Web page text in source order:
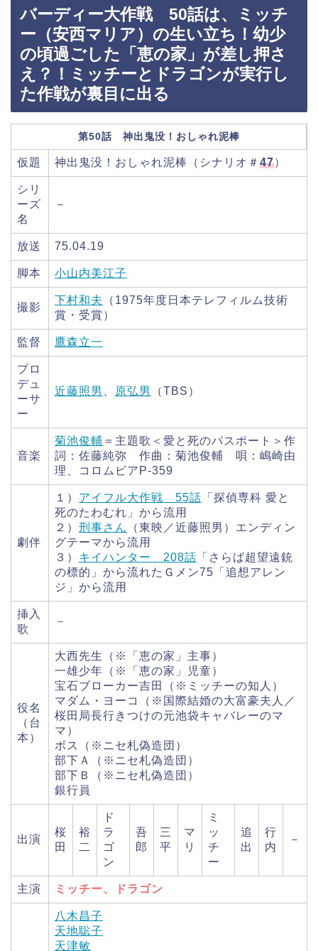
バーディー大作戦 50話は、ミッチ
ー（安西マリア）の生い立ち！幼少
の頃過ごした「恵の家」が差し押さ
え？！ミッチーとドラゴンが実行し
た作戦が裏目に出る
第50話 神出鬼没！おしゃれ泥棒
仮題 神出鬼没！おしゃれ泥棒（シナリオ＃ 47）
シリ
ーズ
名
－
放送 75.04.19
脚本 小山内美江子
撮影
下村和夫
（1975年度日本テレフィルム技術
賞・受賞）
監督 鷹森立一
プロ
デュ
ーサ
ー
近藤照男 原弘男 （TBS）
音楽
菊池俊輔 ＝主題歌＜愛と死のパスポート＞作
詞：佐藤純弥 作曲：菊池俊輔 唄：嶋崎由
理、コロムビアP-359
劇伴
１） アイフル大作戦 55話 「探偵専科 愛と
死のたわむれ」から流用
２） 刑事さん
（東映／近藤照男）エンディン
グテーマから流用
３） キイハンター 208話 「さらば超望遠銃
の標的」から流れたＧメン75「追想アレン
ジ」から流用
挿入
歌
－
役名
（台
本）
大西先生（※「恵の家」主事）
一雄少年（※「恵の家」児童）
宝石ブローカー吉田（※ミッチーの知人）
マダム・ヨーコ（※国際結婚の大富豪夫人／
桜田局長行きつけの元池袋キャバレーのマ
マ）
ボス（※ニセ札偽造団）
部下Ａ（※ニセ札偽造団）
部下Ｂ（※ニセ札偽造団）
銀行員
出演
桜
田
裕
二
ド
ラ
ゴ
ン
吾
郎
三
平
マ
リ
ミ
ッ
チ
ー
追
出
行
内
－
主演 ミッチー、ドラゴン
八木昌子
天地聡子
天津敏